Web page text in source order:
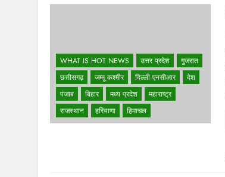
WHAT IS HOT NEWS उत्तर प्रदेश
गुजरात
छत्तीसगढ़
जम्मू कश्मीर दिल्ली एनसीआर
देश
पंजाब
बिहार मध्य प्रदेश
महाराष्ट्र
राजस्थान
हरियाणा हिमाचल